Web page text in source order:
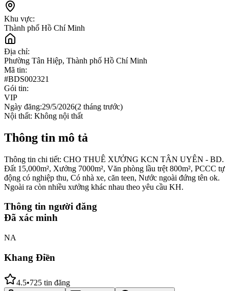
Khu vực:
Thành phố Hồ Chí Minh
Địa chỉ:
Phường Tân Hiệp, Thành phố Hồ Chí Minh
Mã tin:
#BDS002321
Gói tin:
VIP
Ngày đăng:29/5/2026(2 tháng trước)
Nội thất: Không nội thất
Thông tin mô tả
Thông tin chi tiết: CHO THUÊ XƯỞNG KCN TÂN UYÊN - BD.
Đất 15,000m², Xưởng 7000m², Văn phòng lầu trệt 800m², PCCC tự
động có nghiệp thu, Có nhà xe, căn teen, Nước ngoài đứng tên ok.
Ngoài ra còn nhiều xưởng khác nhau theo yêu cầu KH.
Thông tin người đăng
Đã xác minh
NA
Khang Điền
4.5•725 tin đăng